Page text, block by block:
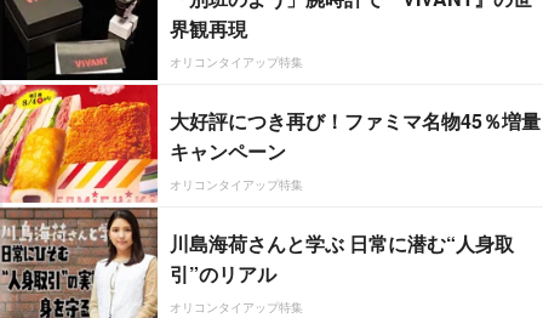
界観再現
オリコンタイアップ特集
大好評につき再び！ファミマ名物45％増量
キャンペーン
オリコンタイアップ特集
川島海荷さんと学ぶ 日常に潜む“人身取
引”のリアル
オリコンタイアップ特集